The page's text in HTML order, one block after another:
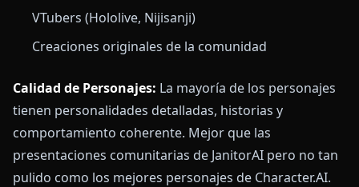
VTubers (Hololive, Nijisanji)
Creaciones originales de la comunidad
Calidad de Personajes: La mayoría de los personajes
tienen personalidades detalladas, historias y
comportamiento coherente. Mejor que las
presentaciones comunitarias de JanitorAI pero no tan
pulido como los mejores personajes de Character.AI.